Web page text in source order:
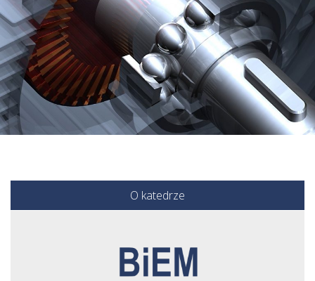
O katedrze